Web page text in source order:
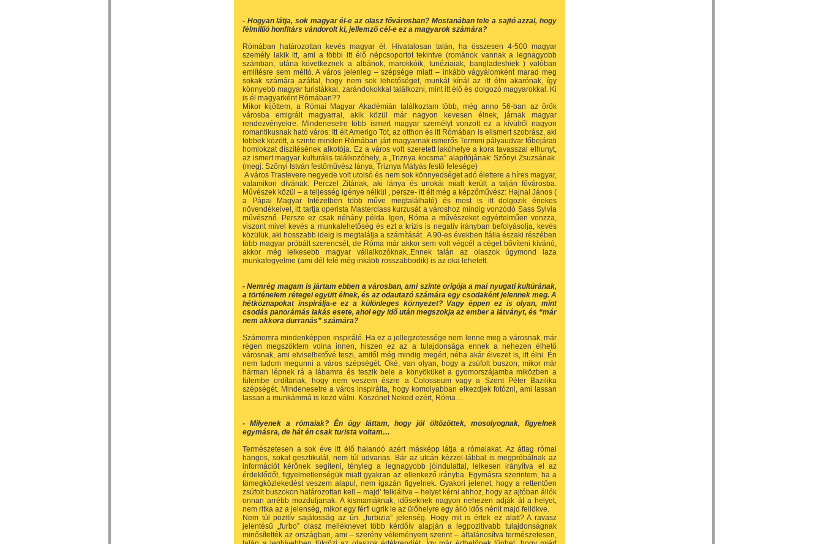
- Hogyan látja, sok magyar él-e az olasz fővárosban? Mostanában tele a sajtó azzal, hogy
félmillió honfitárs vándorolt ki, jellemző cél-e ez a magyarok számára?
Rómában határozottan kevés magyar él. Hivatalosan talán, ha összesen 4-500 magyar
személy lakik itt, ami a többi itt élő népcsoportot tekintve (románok vannak a legnagyobb
számban, utána következnek a albánok, marokkóik, tunéziaiak, bangladeshiek ) valóban
említésre sem méltó. A város jelenleg – szépsége miatt – inkább vágyálomként marad meg
sokak számára azáltal, hogy nem sok lehetőséget, munkát kínál az itt élni akarónak, így
könnyebb magyar turistákkal, zarándokokkal találkozni, mint itt élő és dolgozó magyarokkal. Ki
is él magyarként Rómában??
Mikor kijöttem, a Római Magyar Akadémián találkoztam több, még anno 56-ban az örök
városba emigrált magyarral, akik közül már nagyon kevesen élnek, járnak magyar
rendezvényekre. Mindenesetre több ismert magyar személyt vonzott ez a kívülről nagyon
romantikusnak ható város: Itt élt Amerigo Tot, az otthon és itt Rómában is elismert szobrász, aki
többek között, a szinte minden Rómában járt magyarnak ismerős Termini pályaudvar főbejárati
homlokzat díszítésének alkotója. Ez a város volt szeretett lakóhelye a kora tavasszal elhunyt,
az ismert magyar kulturális találkozóhely, a „Triznya kocsma” alapítójának: Szőnyi Zsuzsának.
(megj: Szőnyi István festőművész lánya, Triznya Mátyás festő felesége)
A város Trastevere negyede volt utolsó és nem sok könnyedséget adó élettere a híres magyar,
valamikori dívának: Perczel Zitának, aki lánya és unokái miatt került a talján fővárosba.
Művészek közül – a teljesség igénye nélkül , persze- itt élt még a képzőművész: Hajnal János (
a Pápai Magyar Intézetben több műve megtalálható) és most is itt dolgozik énekes
növendékeivel, itt tartja operista Masterclass kurzusát a városhoz mindig vonzódó Sass Sylvia
művésznő. Persze ez csak néhány példa. Igen, Róma a művészeket egyértelműen vonzza,
viszont mivel kevés a munkalehetőség és ezt a krízis is negatív irányban befolyásolja, kevés
közülük, aki hosszabb ideig is megtalálja a számítását. A 90-es években Itália északi részében
több magyar próbált szerencsét, de Róma már akkor sem volt végcél a céget bővíteni kívánó,
akkor még lelkesebb magyar vállalkozóknak..Ennek talán az olaszok úgymond laza
munkafegyelme (ami dél felé még inkább rosszabbodik) is az oka lehetett.
- Nemrég magam is jártam ebben a városban, ami szinte origója a mai nyugati kultúrának,
a történelem rétegei együtt élnek, és az odautazó számára egy csodaként jelennek meg. A
hétköznapokat inspirálja-e ez a különleges környezet? Vagy éppen ez is olyan, mint
csodás panorámás lakás esete, ahol egy idő után megszokja az ember a látványt, és “már
nem akkora durranás” számára?
Számomra mindenképpen inspiráló. Ha ez a jellegzetessége nem lenne meg a városnak, már
régen megszöktem volna innen, hiszen ez az a tulajdonsága ennek a nehezen élhető
városnak, ami elviselhetővé teszi, amitől még mindig megéri, néha akár élvezet is, itt élni. Én
nem tudom megunni a város szépségét. Oké, van olyan, hogy a zsúfolt buszon, mikor már
hárman lépnek rá a lábamra és teszik bele a könyöküket a gyomorszájamba miközben a
fülembe ordítanak, hogy nem veszem észre a Colosseum vagy a Szent Péter Bazilika
szépségét. Mindenesetre a város inspirálta, hogy komolyabban elkezdjek fotózni, ami lassan
lassan a munkámmá is kezd válni. Köszönet Neked ezért, Róma…
- Milyenek a rómaiak? Én úgy láttam, hogy jól öltözöttek, mosolyognak, figyelnek
egymásra, de hát én csak turista voltam…
Természetesen a sok éve itt élő halandó azért másképp látja a rómaiakat. Az átlag római
hangos, sokat gesztikulál, nem túl udvarias. Bár az utcán kézzel-lábbal is megpróbálnak az
információt kérőnek segíteni, tényleg a legnagyobb jóindulattal, lelkesen irányítva el az
érdeklődőt, figyelmetlenségük miatt gyakran az ellenkező irányba. Egymásra szerintem, ha a
tömegközlekedést veszem alapul, nem igazán figyelnek. Gyakori jelenet, hogy a rettentően
zsúfolt buszokon határozottan kell – majd’ felkiáltva – helyet kérni ahhoz, hogy az ajtóban állók
onnan arrébb mozduljanak. A kismamáknak, időseknek nagyon nehezen adják át a helyet,
nem ritka az a jelenség, mikor egy férfi ugrik le az ülőhelyre egy álló idős nénit majd fellökve.
Nem túl pozitív sajátosság az ún. „furbizia” jelenség. Hogy mit is értek ez alatt? A ravasz
jelentésű „furbo” olasz melléknevet több kérdőív alapján a legpozitívabb tulajdonságnak
minősítették az országban, ami – szerény véleményem szerint – általánosítva természetesen,